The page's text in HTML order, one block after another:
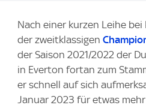
Nach einer kurzen Leihe
der zweitklassigen
der Saison 2021/2022 der
in Everton fortan zum
er schnell auf sich
Januar 2023 für etwas